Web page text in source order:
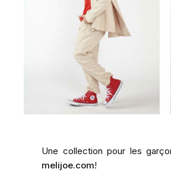
Une collection pour les
melijoe.com!